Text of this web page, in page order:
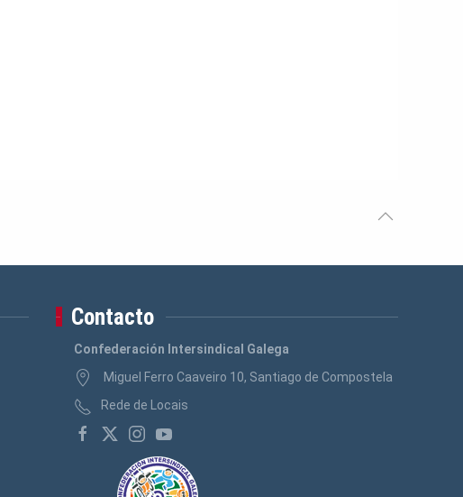
Contacto
Confederación Intersindical Galega
Miguel Ferro Caaveiro 10, Santiago de Compostela
Rede de Locais